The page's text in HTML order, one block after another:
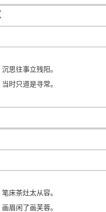
思往事立残阳。
时只道是寻常。
床茶灶太从容。
眉闲了画芙蓉。